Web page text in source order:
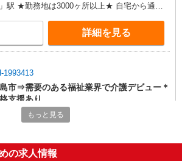
ヶ所以上★ 自宅から通い
！
詳細を見る
1993413
市⇒需要のある福祉業界で介護デビュー＊
支援あり
時給1350円〜2062円 ＜日払い有/週払い有/交
費全支給(ガソリン代含む)＞
もっと見る
の求人情報